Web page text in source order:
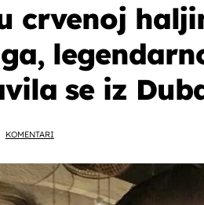
crvenoj
se iz
KOMENTARI